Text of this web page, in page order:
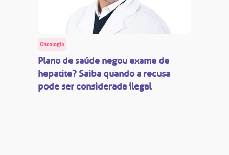
Oncologia
Plano de saúde negou exame de
hepatite? Saiba quando a recusa
pode ser considerada ilegal